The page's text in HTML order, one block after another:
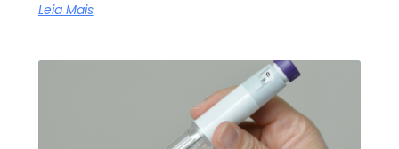
Leia Mais